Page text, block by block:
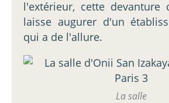
l'extérieur, cette devanture
laisse augurer d'un
qui a de l'allure.
La salle